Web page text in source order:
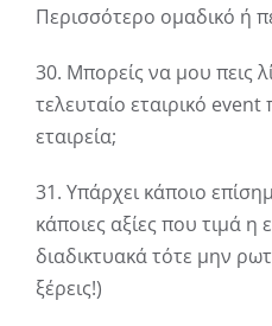
Περισσότερο ομαδικό ή
30. Μπορείς να μου πεις
τελευταίο εταιρικό
εταιρεία;
31. Υπάρχει κάποιο
κάποιες αξίες που τιμά η
διαδικτυακά τότε μην
ξέρεις!)